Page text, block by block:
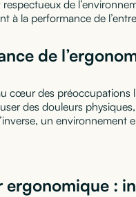
de
à la performance de
de
cœur des préoccupations
des douleurs
un
ergonomique :